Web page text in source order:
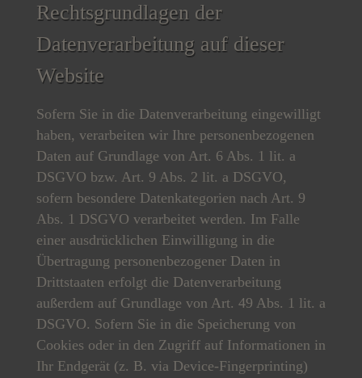
Rechtsgrundlagen der
Datenverarbeitung auf dieser
Website
Sofern Sie in die Datenverarbeitung eingewilligt
haben, verarbeiten wir Ihre personenbezogenen
Daten auf Grundlage von Art. 6 Abs. 1 lit. a
DSGVO bzw. Art. 9 Abs. 2 lit. a DSGVO,
sofern besondere Datenkategorien nach Art. 9
Abs. 1 DSGVO verarbeitet werden. Im Falle
einer ausdrücklichen Einwilligung in die
Übertragung personenbezogener Daten in
Drittstaaten erfolgt die Datenverarbeitung
außerdem auf Grundlage von Art. 49 Abs. 1 lit. a
DSGVO. Sofern Sie in die Speicherung von
Cookies oder in den Zugriff auf Informationen in
Ihr Endgerät (z. B. via Device-Fingerprinting)